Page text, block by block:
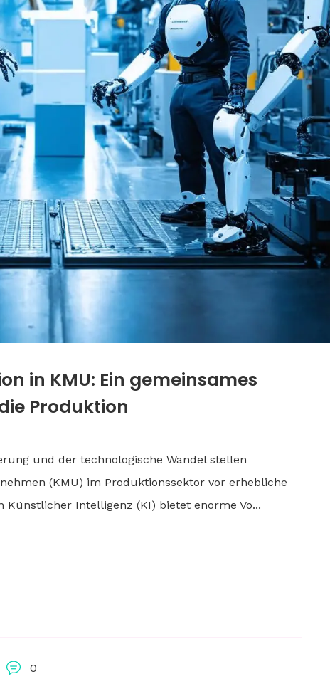
in KMU: Ein gemeinsames
Produktion
und der technologische Wandel stellen
(KMU) im Produktionssektor vor erhebliche
Intelligenz (KI) bietet enorme Vo...
0